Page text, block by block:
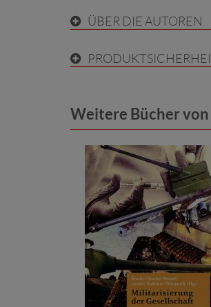
ÜBER DIE AUTOREN
Weitere Bücher